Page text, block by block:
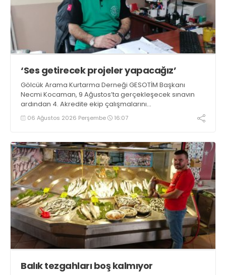
‘Ses getirecek projeler yapacağız’
Gölcük Arama Kurtarma Derneği GESOTİM Başkanı
Necmi Kocaman, 9 Ağustos’ta gerçekleşecek sınavın
ardından 4. Akredite ekip çalışmalarını
tamamlayacaklarını ifade ederek açıklamalarda
bulundu. Kocaman, “Gölcük’te ve Kocaeli genelinde ses
06 Ağustos 2026 Perşembe 16:07
Balık tezgahları boş kalmıyor